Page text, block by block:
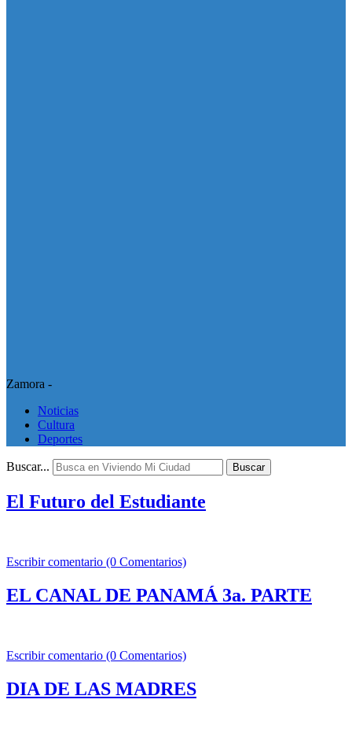
Zamora -
Noticias
Cultura
Deportes
Buscar... Buscar
El Futuro del Estudiante
Escribir comentario (0 Comentarios)
EL CANAL DE PANAMÁ 3a. PARTE
Escribir comentario (0 Comentarios)
DIA DE LAS MADRES